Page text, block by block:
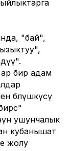
"бай",
бир адам
бөлүшкүсү
ушунчалык
кубанышат
жолу